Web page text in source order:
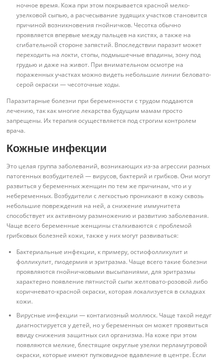
ночное время. Кожа при этом покрывается красной мелко-
узелковой сыпью, а расчесывание зудящих участков становится
причиной возникновения гнойничков. Чесотка обычно
проявляется впервые между пальцев на кистях, а также на
сгибательной стороне запястий. Впоследствии паразит может
переходить на локти, стопы, подмышечные впадины, зону под
грудью и даже на живот. При внимательном осмотре на
пораженных участках можно видеть небольшие линии беловато-
серой окраски — чесоточные ходы.
Паразитарные болезни при беременности с трудом поддаются
лечению, так как многие лекарства будущим мамам просто
запрещены. Их терапия осуществляется под строгим контролем
врача.
Кожные инфекции
Это целая группа заболеваний, возникающих из-за агрессии разных
патогенных возбудителей — вирусов, бактерий и грибков. Они могут
развиться у беременных женщин по тем же причинам, что и у
небеременных. Возбудители с легкостью проникают в кожу сквозь
небольшие повреждения на ней, а снижение иммунитета
способствует их активному размножению и развитию заболевания.
Чаще всего беременные женщины сталкиваются с проблемой
грибковых болезней кожи, также у них могут развиваться:
Бактериальные инфекции, к примеру, остиофолликулит и
фолликулит, пиодермия и эритразма. Чаще всего такие болезни
проявляются гнойничковыми высыпаниями, для эритразмы
характерно появление пятнистой сыпи желтовато-розовой либо
коричневато-красной окраски, которая локализуется в складках
кожи.
Вирусные инфекции — контагиозный моллюск. Чаще такой недуг
диагностируется у детей, но у беременных он может проявиться
ввиду снижения защитных сил организма. На коже при этом
появляются мелкие, блестящие округлые узелки перламутровой
окраски, которые имеют пупковидное вдавление в центре. Если